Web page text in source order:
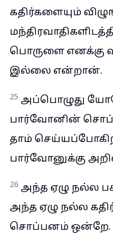
கதிர்களையும்
பொருளை எனக்கு
இல்லை என்றான்.
25 அப்பொழுது
பார்வோனின்
தாம்
பார்வோனுக்கு
26 அந்த ஏழு நல்ல
அந்த ஏழு நல்ல
சொப்பனம் ஒன்றே.